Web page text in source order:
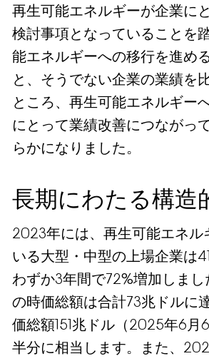
再生可能エネルギーが企業に
検討事項となっていることを
能エネルギーへの移行を進め
と、そうでない企業の業績を
ところ、再生可能エネルギー
にとって業績改善につながっ
らかになりました。
長期にわたる構造
2023年には、再生可能エネル
いる大型・中型の上場企業は
わずか3年間で72%増加しま
の時価総額は合計73兆ドルに
価総額151兆ドル（2025年6月
半分に相当します。また、